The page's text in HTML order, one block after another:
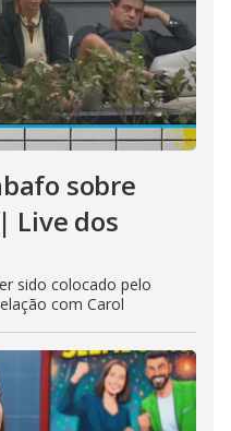
sobre
Live dos
sido colocado pelo
com Carol